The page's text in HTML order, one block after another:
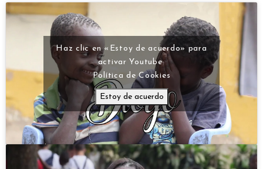
Haz clic en «Estoy de acuerdo» para
activar Youtube
Política de Cookies
Estoy de acuerdo